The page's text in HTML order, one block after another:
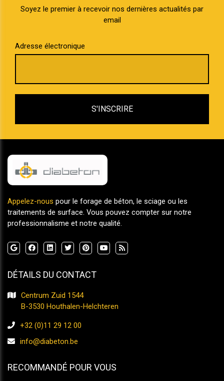
Soyez le premier à recevoir nos dernières actualités par
email
Adresse électronique
Appelez-nous pour le forage de béton, le sciage ou les
traitements de surface. Vous pouvez compter sur notre
professionnalisme et notre qualité.
DÉTAILS DU CONTACT
Centrum Zuid 1544
​​​​​​​B-3530 Houthalen-Helchteren
+32 (0)11 29 12 00
info@diabeton.be
RECOMMANDÉ POUR VOUS